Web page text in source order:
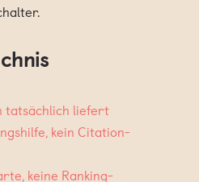
tatsächlich liefert
kein Citation-
keine Ranking-